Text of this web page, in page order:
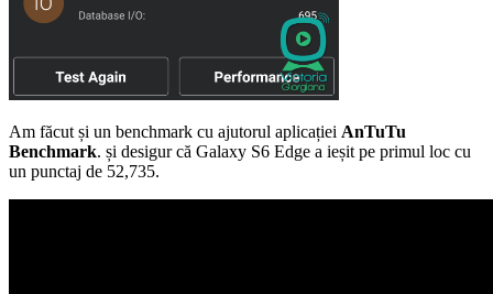
Am făcut și un benchmark cu ajutorul aplicației AnTuTu
Benchmark. și desigur că Galaxy S6 Edge a ieșit pe primul loc cu
un punctaj de 52,735.